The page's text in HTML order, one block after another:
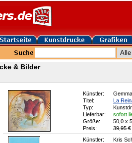
& Bilder
Künstler:
Titel:
La
Typ:
Lieferbar:
sofort
Größe:
50,0 x
Preis:
39,95 €
Künstler:
Kris